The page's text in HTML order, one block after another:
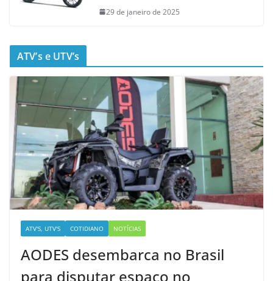
29 de janeiro de 2025
ATV’s e UTV’s
ATV'S, UTV'S COTIDIANO NOTÍCIAS
AODES desembarca no Brasil
para disputar espaço no